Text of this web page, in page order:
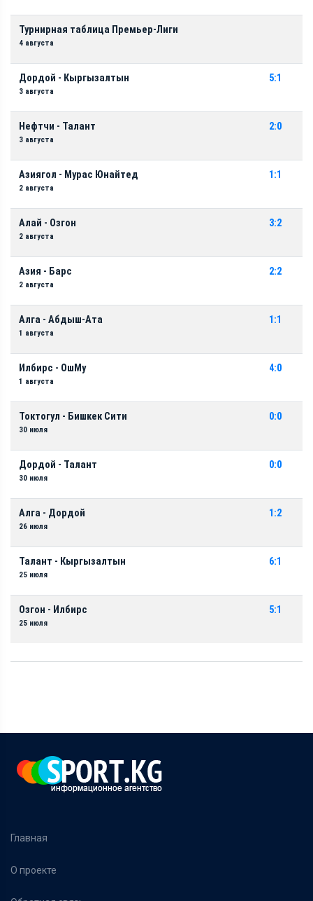
Турнирная таблица Премьер-Лиги
4 августа
Дордой - Кыргызалтын
3 августа
5:1
Нефтчи - Талант
3 августа
2:0
Азиягол - Мурас Юнайтед
2 августа
1:1
Алай - Озгон
2 августа
3:2
Азия - Барс
2 августа
2:2
Алга - Абдыш-Ата
1 августа
1:1
Илбирс - ОшМу
1 августа
4:0
Токтогул - Бишкек Сити
30 июля
0:0
Дордой - Талант
30 июля
0:0
Алга - Дордой
26 июля
1:2
Талант - Кыргызалтын
25 июля
6:1
Озгон - Илбирс
25 июля
5:1
Главная
О проекте